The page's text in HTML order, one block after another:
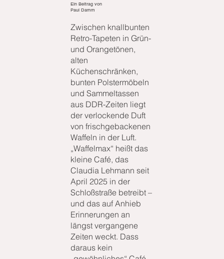
Ein Beitrag von
Paul Damm
Zwischen knallbunten
Retro-Tapeten in Grün-
und Orangetönen,
alten
Küchenschränken,
bunten Polstermöbeln
und Sammeltassen
aus DDR-Zeiten liegt
der verlockende Duft
von frischgebackenen
Waffeln in der Luft.
„Waffelmax“ heißt das
kleine Café, das
Claudia Lehmann seit
April 2025 in der
Schloßstraße betreibt –
und das auf Anhieb
Erinnerungen an
längst vergangene
Zeiten weckt. Dass
daraus kein